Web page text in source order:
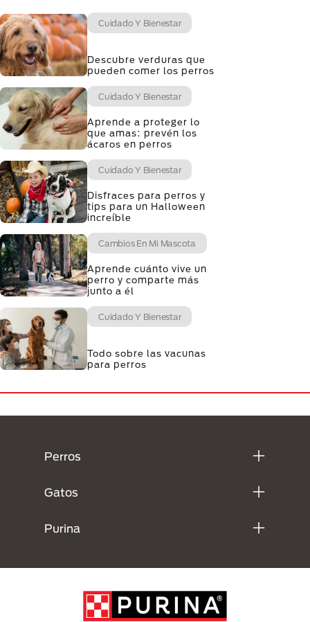
Cuidado Y Bienestar
Descubre verduras que
pueden comer los perros
Cuidado Y Bienestar
Aprende a proteger lo
que amas: prevén los
ácaros en perros
Cuidado Y Bienestar
Disfraces para perros y
tips para un Halloween
increíble
Cambios En Mi Mascota
Aprende cuánto vive un
perro y comparte más
junto a él
Cuidado Y Bienestar
Todo sobre las vacunas
para perros
Perros
Gatos
Purina